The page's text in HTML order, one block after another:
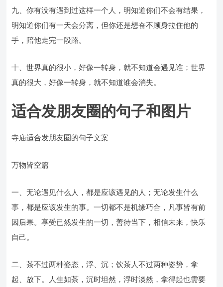
九、你有没有遇到过这样一个人，明知道你们不会有结果，
明知道你们有一天会分离，但你还是想奋不顾身拉住他的
手，陪他走完一段路。
十、世界真的很小，好像一转身，就不知道会遇见谁；世界
真的很大，好像一转身，就不知道谁会消失。
适合发朋友圈的句子和图片
寺庙适合发朋友圈的句子文案
万物皆空篇
一、无论遇见什么人，都是应该遇见的人；无论发生什么
事，都是应该发生的事。一切都不是机缘巧合，凡事皆有前
因后果。享受已然发生的一切，善待当下，相信未来，快乐
自己。
二、茶不过两种姿态，浮、沉；饮茶人不过两种姿势，拿
起、放下。人生如茶，沉时坦然，浮时淡然，拿得起也需要